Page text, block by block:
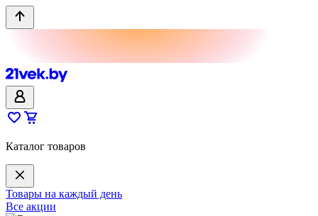
Каталог товаров
Товары на каждый день
Все акции